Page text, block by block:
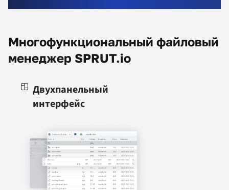
Многофункциональный файловый
менеджер SPRUT.io
Двухпанельный
интерфейс